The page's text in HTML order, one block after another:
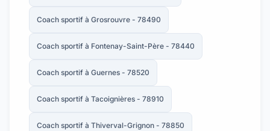
Coach sportif à Grosrouvre - 78490
Coach sportif à Fontenay-Saint-Père - 78440
Coach sportif à Guernes - 78520
Coach sportif à Tacoignières - 78910
Coach sportif à Thiverval-Grignon - 78850